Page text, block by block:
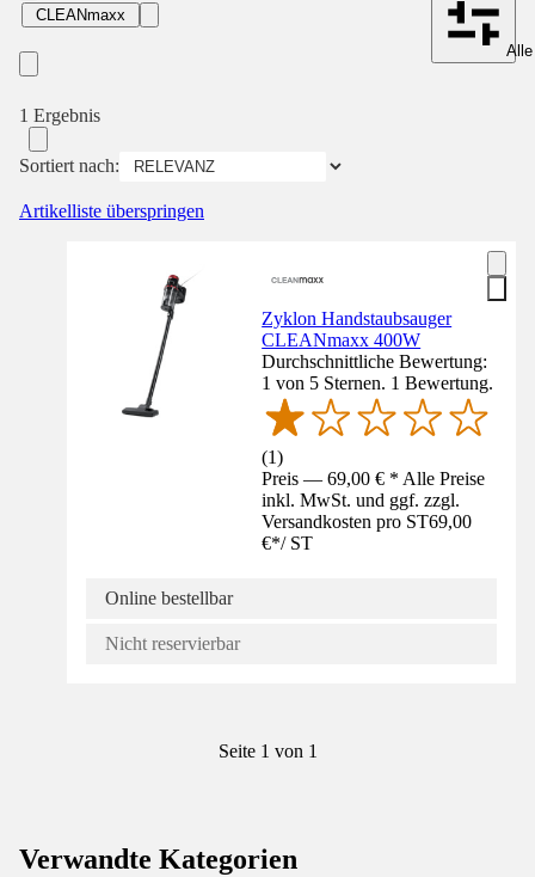
CLEANmaxx
1 Ergebnis
Sortiert nach:
Artikelliste überspringen
Zyklon Handstaubsauger
CLEANmaxx 400W
Durchschnittliche Bewertung:
1 von 5 Sternen. 1 Bewertung.
(1)
Preis — 69,00 € * Alle Preise
inkl. MwSt. und ggf. zzgl.
Versandkosten pro ST69,00
€*/ ST
Online bestellbar
Nicht reservierbar
Seite 1 von 1
Verwandte Kategorien